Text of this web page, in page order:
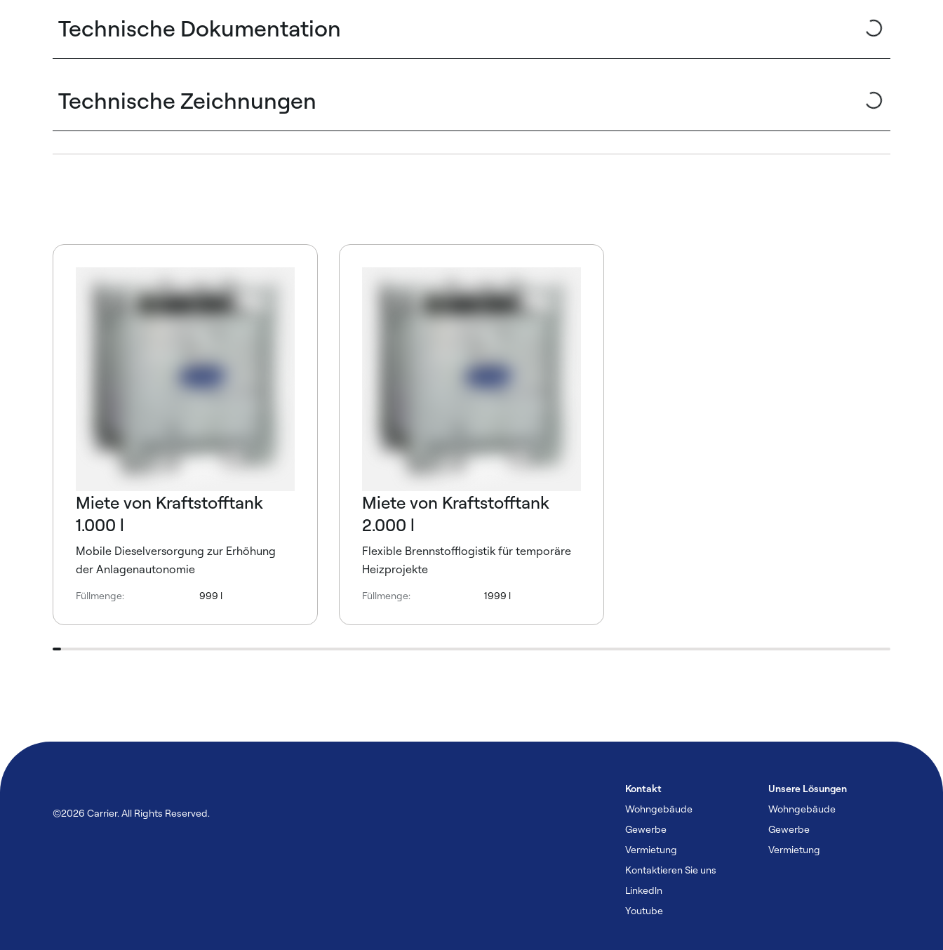
Technische Dokumentation
Technische Zeichnungen
Miete von Kraftstofftank
1.000 l
Mobile Dieselversorgung zur Erhöhung
der Anlagenautonomie
Füllmenge: 999 l
Miete von Kraftstofftank
2.000 l
Flexible Brennstofflogistik für temporäre
Heizprojekte
Füllmenge: 1999 l
Kontakt
Wohngebäude
Gewerbe
Vermietung
Kontaktieren Sie uns
Linkedln
Youtube
Unsere Lösungen
Wohngebäude
Gewerbe
Vermietung
©2026 Carrier. All Rights Reserved.